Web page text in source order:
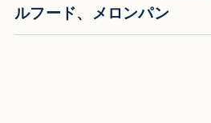
ルフード、メロンパン